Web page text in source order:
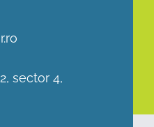
sector 4,